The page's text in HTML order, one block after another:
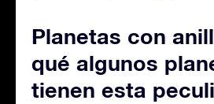
Planetas con
qué algunos
tienen esta